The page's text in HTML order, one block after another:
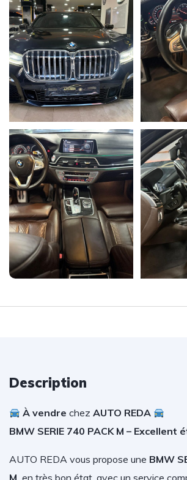
Description
À vendre chez AUTO REDA
BMW SERIE 740 PACK M – Excellent
AUTO REDA vous propose une BMW
M en très bon état, avec un service